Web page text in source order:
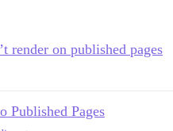
render on published pages
Published Pages